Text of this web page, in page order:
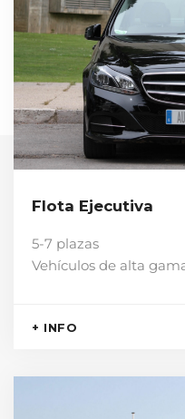
Flota Ejecutiva
5-7 plazas
Vehículos de alta
+ INFO